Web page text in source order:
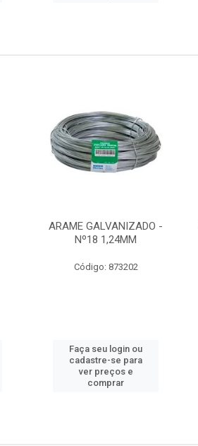
ARAME GALVANIZADO -
Nº18 1,24MM
Código: 873202
Faça seu login ou
cadastre-se para
ver preços e
comprar